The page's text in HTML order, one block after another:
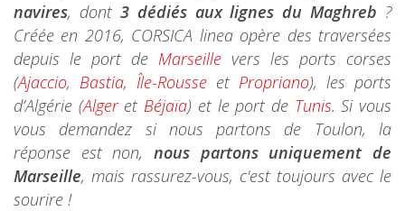
navires, dont 3 dédiés aux lignes du Maghreb ?
Créée en 2016, CORSICA linea opère des traversées
depuis le port de Marseille vers les ports corses
(Ajaccio, Bastia, Île-Rousse et Propriano), les ports
d’Algérie (Alger et Béjaïa) et le port de Tunis. Si vous
vous demandez si nous partons de Toulon, la
réponse est non, nous partons uniquement de
Marseille, mais rassurez-vous, c'est toujours avec le
sourire !